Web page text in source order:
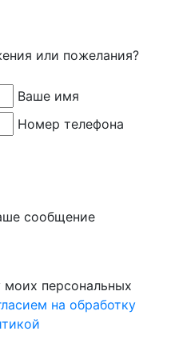
или пожелания?
Ваше имя
Номер телефона
сообщение
моих персональных
на обработку